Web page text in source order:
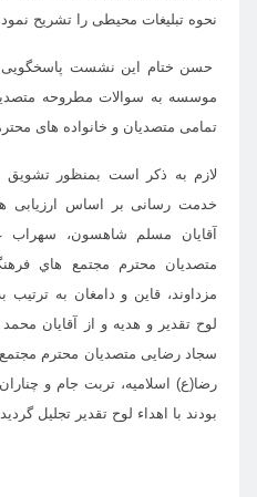
نحوه تبلیغات محیطی را تشریح
حسن ختام این نشست پاسخگویی
موسسه به سوالات مطروحه
تمامی متصدیان و خانواده های
لازم به ذکر است بمنظور تشویق
خدمت رسانی بر اساس ارزیابی
آقايان مسلم شاهسون،
متصديان محترم مجتمع هاي
مزداوند، قاین و دامغان به ترتيب
لوح تقدیر و هدیه و از آقایان
سجاد رضایی متصديان محترم
بودند با اهداء لوح تقدیر تجلیل